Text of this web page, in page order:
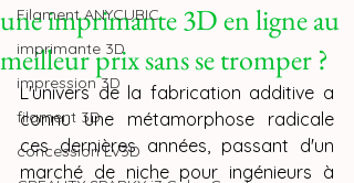
Filament ANYCUBIC
imprimante 3D
impression 3D
filament 3D
concession LV3D
une imprimante 3D en ligne au
meilleur prix sans se tromper ?
L'univers de la fabrication additive a
connu une métamorphose radicale
ces dernières années, passant d'un
marché de niche pour ingénieurs à